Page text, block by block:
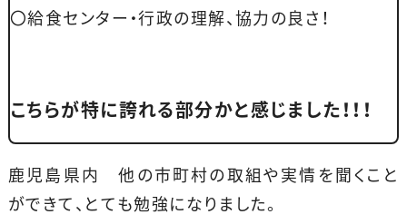
〇給食センター・行政の理解、協力の良さ！
こちらが特に誇れる部分かと感じました！！！
鹿児島県内 他の市町村の取組や実情を聞くこと
ができて、とても勉強になりました。